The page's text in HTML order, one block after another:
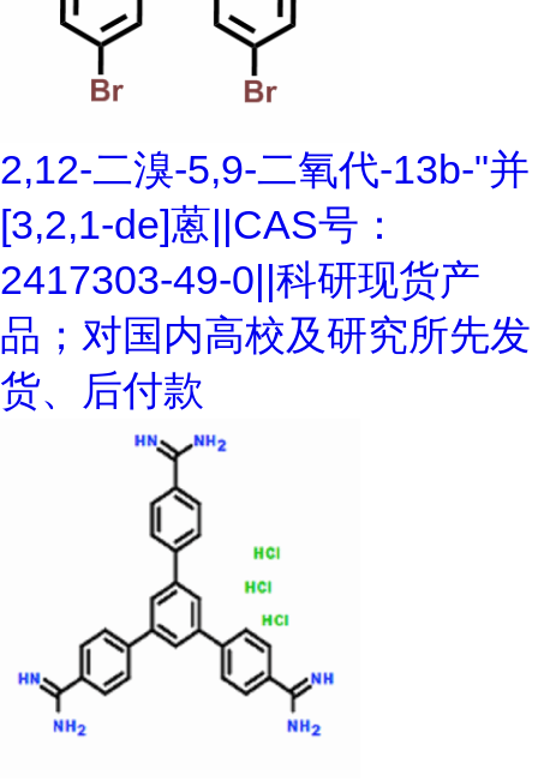
2,12-二溴-5,9-二氧代-13b-"并
[3,2,1-de]蒽||CAS号：
2417303-49-0||科研现货产
品；对国内高校及研究所先发
货、后付款